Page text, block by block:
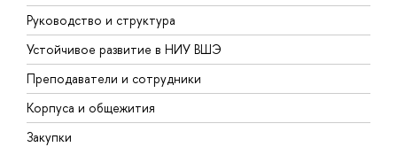
Руководство и структура
Устойчивое развитие в НИУ ВШЭ
Преподаватели и сотрудники
Корпуса и общежития
Закупки